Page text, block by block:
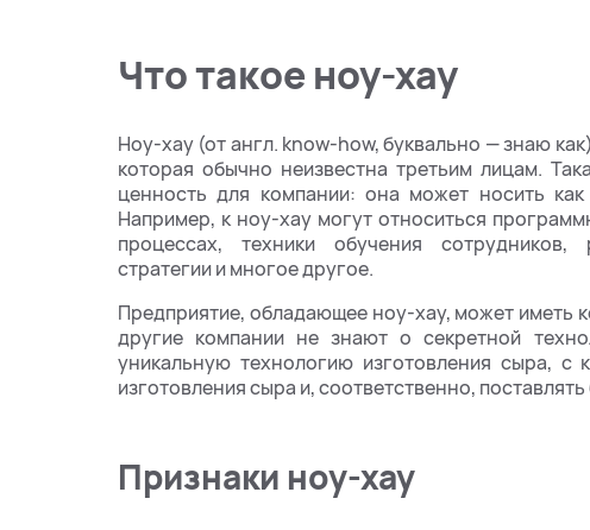
Что такое ноу-хау
Ноу-хау (от англ. know-how, буквально — знаю
которая обычно неизвестна третьим лицам.
ценность для компании: она может носить как
Например, к ноу-хау могут относиться
процессах, техники обучения сотрудников,
стратегии и многое другое.
Предприятие, обладающее ноу-хау, может иметь
другие компании не знают о секретной
уникальную технологию изготовления сыра,
изготовления сыра и, соответственно,
Признаки ноу-хау